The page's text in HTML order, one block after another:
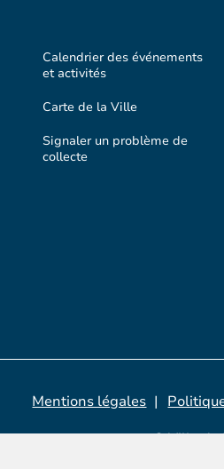
Calendrier des événements
et activités
Carte de la Ville
Signaler un problème de
collecte
© Ville de
Mentions légales